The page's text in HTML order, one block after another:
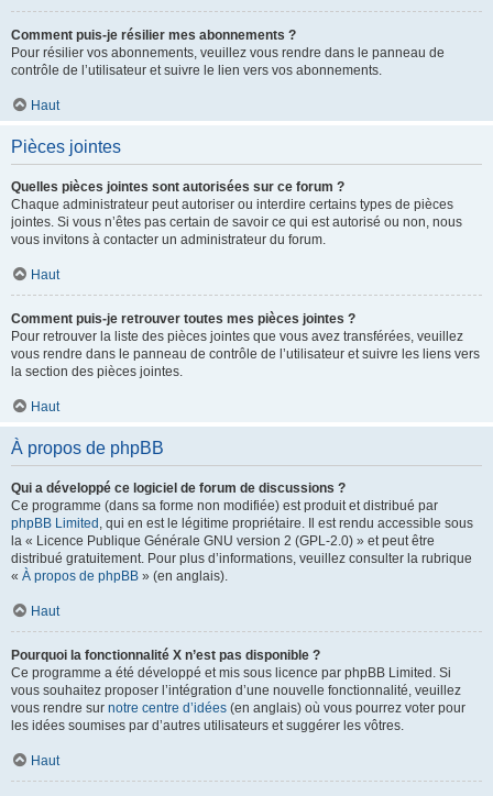
Comment puis-je résilier mes abonnements ?
Pour résilier vos abonnements, veuillez vous rendre dans le panneau de
contrôle de l’utilisateur et suivre le lien vers vos abonnements.
Haut
Pièces jointes
Quelles pièces jointes sont autorisées sur ce forum ?
Chaque administrateur peut autoriser ou interdire certains types de pièces
jointes. Si vous n’êtes pas certain de savoir ce qui est autorisé ou non, nous
vous invitons à contacter un administrateur du forum.
Haut
Comment puis-je retrouver toutes mes pièces jointes ?
Pour retrouver la liste des pièces jointes que vous avez transférées, veuillez
vous rendre dans le panneau de contrôle de l’utilisateur et suivre les liens vers
la section des pièces jointes.
Haut
À propos de phpBB
Qui a développé ce logiciel de forum de discussions ?
Ce programme (dans sa forme non modifiée) est produit et distribué par
phpBB Limited , qui en est le légitime propriétaire. Il est rendu accessible sous
la « Licence Publique Générale GNU version 2 (GPL-2.0) » et peut être
distribué gratuitement. Pour plus d’informations, veuillez consulter la rubrique
« À propos de phpBB » (en anglais).
Haut
Pourquoi la fonctionnalité X n’est pas disponible ?
Ce programme a été développé et mis sous licence par phpBB Limited. Si
vous souhaitez proposer l’intégration d’une nouvelle fonctionnalité, veuillez
vous rendre sur notre centre d’idées (en anglais) où vous pourrez voter pour
les idées soumises par d’autres utilisateurs et suggérer les vôtres.
Haut